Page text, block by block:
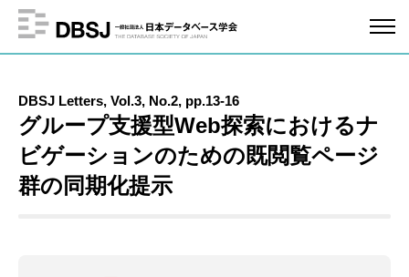
DBSJ Letters, Vol.3, No.2, pp.13-16
グループ支援型Web探索におけるナ
ビゲーションのための既閲覧ページ
群の同期化提示